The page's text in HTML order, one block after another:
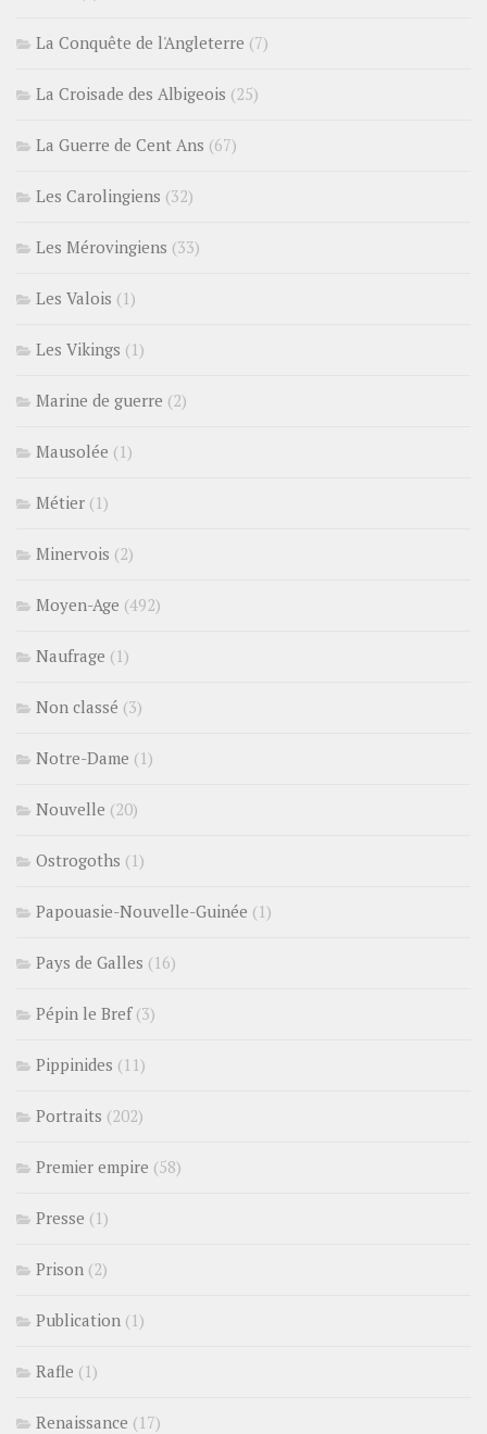
La Conquête de l'Angleterre (7)
La Croisade des Albigeois (25)
La Guerre de Cent Ans (67)
Les Carolingiens (32)
Les Mérovingiens (33)
Les Valois (1)
Les Vikings (1)
Marine de guerre (2)
Mausolée (1)
Métier (1)
Minervois (2)
Moyen-Age (492)
Naufrage (1)
Non classé (3)
Notre-Dame (1)
Nouvelle (20)
Ostrogoths (1)
Papouasie-Nouvelle-Guinée (1)
Pays de Galles (16)
Pépin le Bref(3)
Pippinides (11)
Portraits (202)
Premier empire (58)
Presse (1)
Prison (2)
Publication (1)
Rafle (1)
Renaissance (17)